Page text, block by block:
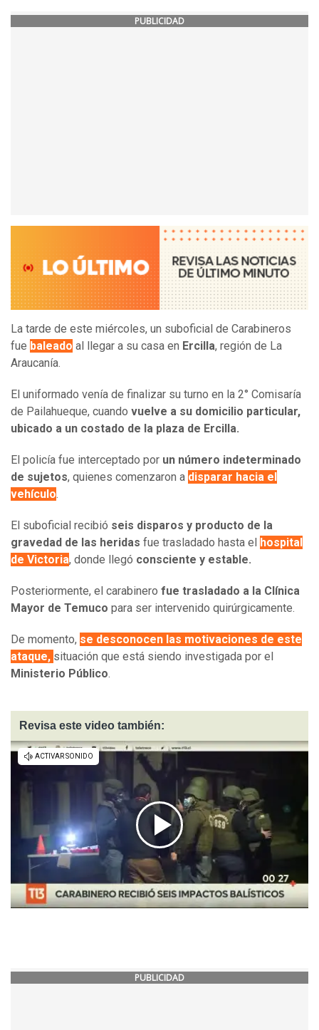
PUBLICIDAD
La tarde de este miércoles, un suboficial de Carabineros
fue baleado al llegar a su casa en Ercilla, región de La
Araucanía.
El uniformado venía de finalizar su turno en la 2° Comisaría
de Pailahueque, cuando vuelve a su domicilio particular,
ubicado a un costado de la plaza de Ercilla.
El policía fue interceptado por un número indeterminado
de sujetos, quienes comenzaron a disparar hacia el
vehículo.
El suboficial recibió seis disparos y producto de la
gravedad de las heridas fue trasladado hasta el
hospital
de Victoria, donde llegó consciente y estable.
Posteriormente, el carabinero fue trasladado a la Clínica
Mayor de Temuco para ser intervenido quirúrgicamente.
De momento, se desconocen las motivaciones de este
ataque, situación que está siendo investigada por el
Ministerio Público.
Revisa este video también:
PUBLICIDAD